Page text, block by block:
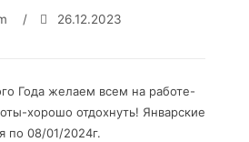
/ 26.12.2023
Года желаем всем на работе-
хорошо отдохнуть! Январские
по 08/01/2024г.